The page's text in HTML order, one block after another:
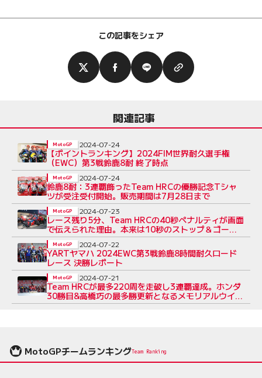
この記事をシェア
関連記事
【ポイントランキング】2024FIM世界耐久選手権
（EWC）第3戦鈴鹿8耐 終了時点
MotoGP 2024-07-24
鈴鹿8耐：3連覇飾ったTeam HRCの優勝記念Tシャ
ツが受注受付開始。販売期間は7月28日まで
MotoGP 2024-07-24
レース残り5分、Team HRCの40秒ペナルティが画面
で伝えられた理由。本来は10秒のストップ＆ゴーペ
ナルティだった……／鈴鹿8耐
MotoGP 2024-07-23
YARTヤマハ 2024EWC第3戦鈴鹿8時間耐久ロード
レース 決勝レポート
MotoGP 2024-07-22
Team HRCが最多220周を走破し3連覇達成。ホンダ
30勝目&高橋巧の最多勝更新となるメモリアルウイン
に／鈴鹿8耐
MotoGP 2024-07-21
MotoGPチームランキングTeam Ranking